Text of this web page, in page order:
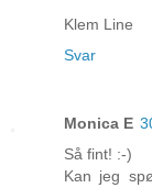
Klem Line
Svar
Monica E
Så fint! :-)
Kan jeg